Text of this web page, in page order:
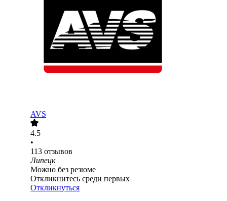
AVS
4.5
•
113 отзывов
Липецк
Можно без резюме
Откликнитесь среди первых
Откликнуться